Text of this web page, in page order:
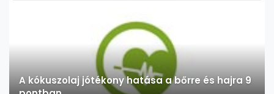
A kókuszolaj jótékony hatása a bőrre és hajra 9